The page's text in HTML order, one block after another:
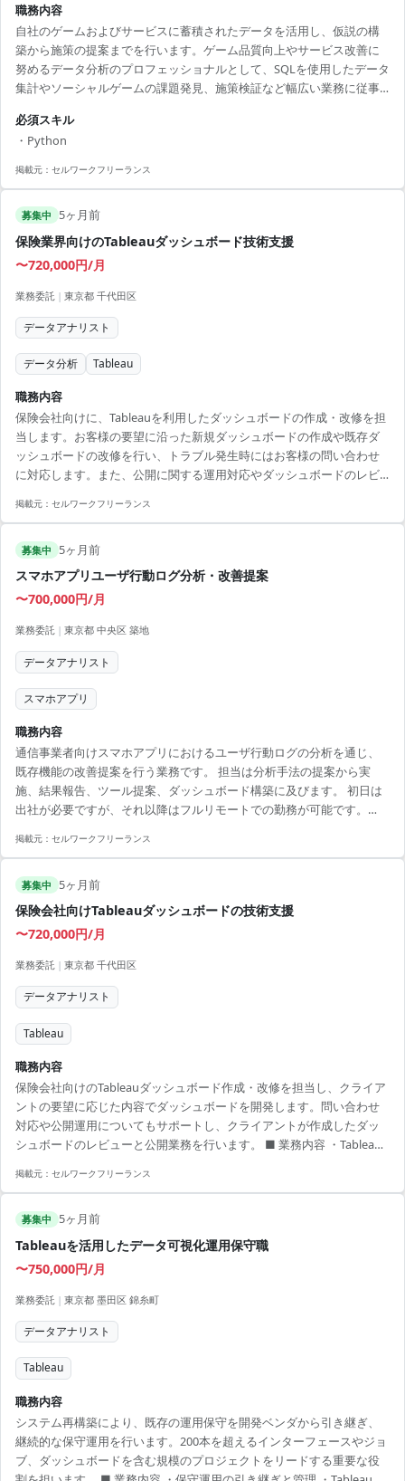
職務内容
自社のゲームおよびサービスに蓄積されたデータを活用し、仮説の構
築から施策の提案までを行います。ゲーム品質向上やサービス改善に
努めるデータ分析のプロフェッショナルとして、SQLを使用したデータ
集計やソーシャルゲームの課題発見、施策検証など幅広い業務に従事
い方に最適な環境 ・SQLやデータ解析ツールを活用した実践的なスキ
ルを習得 ・リモート勤務が可能でフレキシブルな働き方 ・データ駆動
型の改善提案でスキルを磨ける ・少人数の面談で迅速な選考プロセス
必須スキル
・Python
掲載元： セルワークフリーランス
募集中 5ヶ月前
保険業界向けのTableauダッシュボード技術支援
〜720,000円/月
業務委託 | 東京都 千代田区
データアナリスト
データ分析 Tableau
職務内容
保険会社向けに、Tableauを利用したダッシュボードの作成・改修を担
当します。お客様の要望に沿った新規ダッシュボードの作成や既存ダ
ッシュボードの改修を行い、トラブル発生時にはお客様の問い合わせ
に対応します。また、公開に関する運用対応やダッシュボードのレビ
クトで業務経験を積むチャンス - Tableauに特化したスキルで専門性を
チームワークを活かしながらプロジェクトを遂行 - 顧客対応スキルを強
化し、業務範囲を拡大可能
掲載元： セルワークフリーランス
募集中 5ヶ月前
スマホアプリユーザ行動ログ分析・改善提案
〜700,000円/月
業務委託 | 東京都 中央区 築地
データアナリスト
スマホアプリ
職務内容
通信事業者向けスマホアプリにおけるユーザ行動ログの分析を通じ、
既存機能の改善提案を行う業務です。 担当は分析手法の提案から実
施、結果報告、ツール提案、ダッシュボード構築に及びます。 初日は
出社が必要ですが、それ以降はフルリモートでの勤務が可能です。
・中長期で安定したプロジェクトに参画可能 ・既存機能改善提案など
・リーダーシップを発揮し、プロジェクトを推進するチャンス
掲載元： セルワークフリーランス
募集中 5ヶ月前
保険会社向けTableauダッシュボードの技術支援
〜720,000円/月
業務委託 | 東京都 千代田区
データアナリスト
Tableau
職務内容
保険会社向けのTableauダッシュボード作成・改修を担当し、クライア
ントの要望に応じた内容でダッシュボードを開発します。問い合わせ
対応や公開運用についてもサポートし、クライアントが作成したダッ
シュボードのレビューと公開業務を行います。 ■ 業務内容 ・Tableau
工の問い合わせ対応 ・ダッシュボード公開に関する運用支援 ・ダッシ
種向け技術支援プロジェクトで経験を積める ・クライアントと直接コ
ミュニケーションできる機会が豊富 ・顧客の要望を形にするダイナミ
ックな業務環境...
掲載元： セルワークフリーランス
募集中 5ヶ月前
Tableauを活用したデータ可視化運用保守職
〜750,000円/月
業務委託 | 東京都 墨田区 錦糸町
データアナリスト
Tableau
職務内容
システム再構築により、既存の運用保守を開発ベンダから引き継ぎ、
継続的な保守運用を行います。200本を超えるインターフェースやジョ
ブ、ダッシュボードを含む規模のプロジェクトをリードする重要な役